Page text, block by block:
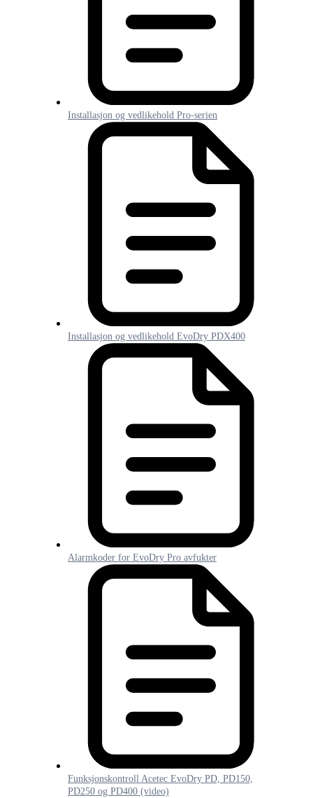
Installasjon og vedlikehold Pro-serien
Installasjon og vedlikehold EvoDry PDX400
Alarmkoder for EvoDry Pro avfukter
Funksjonskontroll Acetec EvoDry PD, PD150,
PD250 og PD400 (video)